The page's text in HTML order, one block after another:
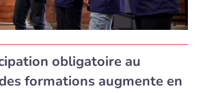
obligatoire au
formations augmente en